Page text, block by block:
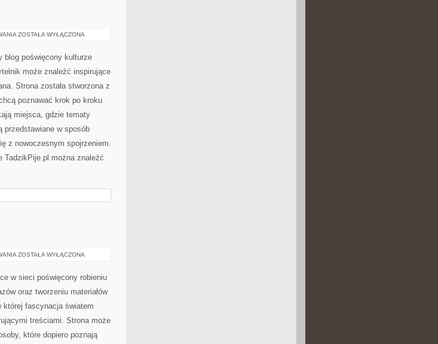
WINA
ZOSTAŁA WYŁĄCZONA
blog poświęcony kulturze
może znaleźć inspirujące
Strona została stworzona z
poznawać krok po kroku
miejsca, gdzie tematy
przedstawiane w sposób
z nowoczesnym spojrzeniem.
TadzikPije.pl można znaleźć
FOTOGRAFIA
ZOSTAŁA WYŁĄCZONA
w sieci poświęcony robieniu
oraz tworzeniu materiałów
której fascynacja światem
treściami. Strona może
które dopiero poznają